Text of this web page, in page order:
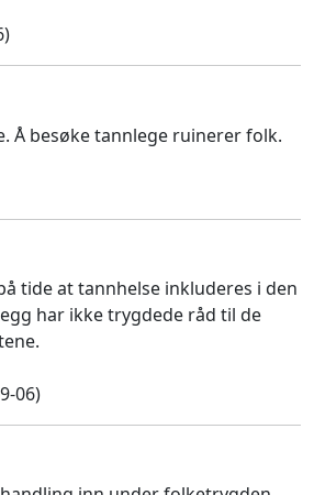
Å besøke tannlege ruinerer folk.
tide at tannhelse inkluderes i den
har ikke trygdede råd til de
06)